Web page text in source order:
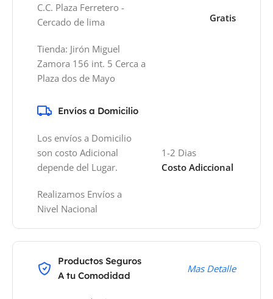
C.C. Plaza Ferretero -
Cercado de lima
Tienda: Jirón Miguel
Zamora 156 int. 5 Cerca a
Plaza dos de Mayo
Gratis
Envíos a Domicilio
Los envíos a Domicilio
son costo Adicional
depende del Lugar.
Realizamos Envíos a
Nivel Nacional
1-2 Dias
Costo Adiccional
Productos Seguros
A tu Comodidad
Mas Detalle